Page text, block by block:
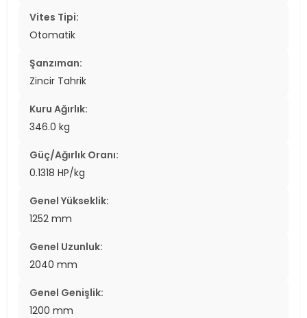
Vites Tipi:
Otomatik
Şanzıman:
Zincir Tahrik
Kuru Ağırlık:
346.0 kg
Güç/Ağırlık Oranı:
0.1318 HP/kg
Genel Yükseklik:
1252 mm
Genel Uzunluk:
2040 mm
Genel Genişlik:
1200 mm